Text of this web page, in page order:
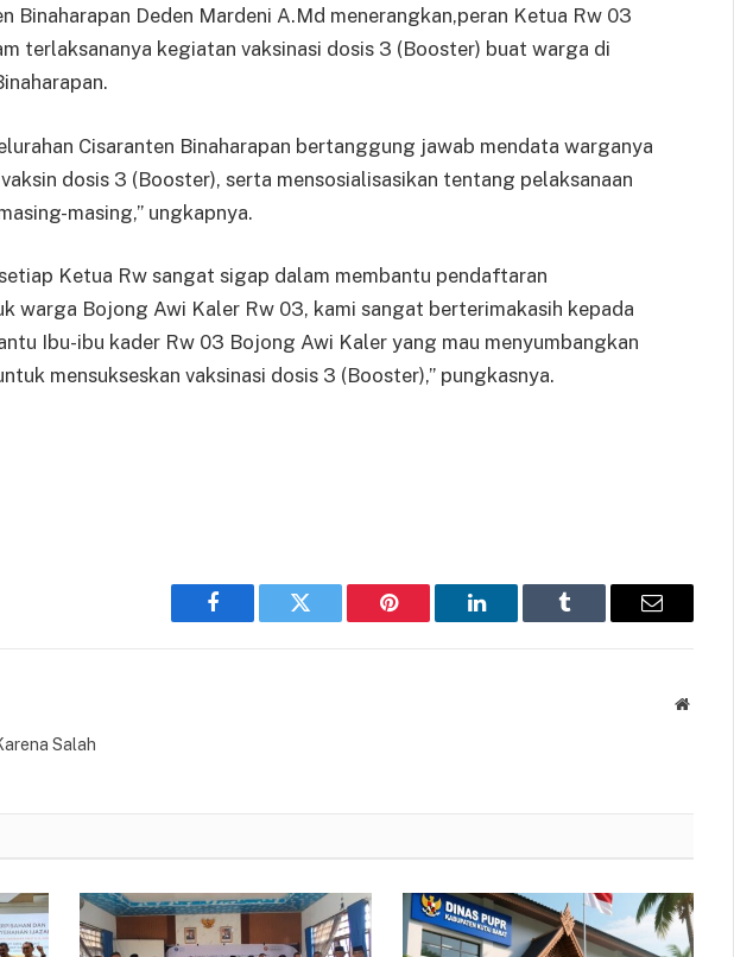
Binaharapan Deden Mardeni A.Md menerangkan,peran Ketua Rw 03
terlaksananya kegiatan vaksinasi dosis 3 (Booster) buat warga di
Cisaranten Binaharapan bertanggung jawab mendata warganya
dosis 3 (Booster), serta mensosialisasikan tentang pelaksanaan
masing,” ungkapnya.
Ketua Rw sangat sigap dalam membantu pendaftaran
warga Bojong Awi Kaler Rw 03, kami sangat berterimakasih kepada
Ibu-ibu kader Rw 03 Bojong Awi Kaler yang mau menyumbangkan
mensukseskan vaksinasi dosis 3 (Booster),” pungkasnya.
Facebook Twitter Pinterest LinkedIn Tumblr Email
Website
Salah